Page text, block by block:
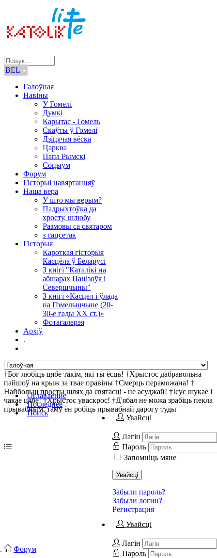
BEL
Галоўная
Навіны
У Гомелі
Думкі
Карытас - Гомель
Скаўты ў Гомелі
Дзіцячая вёска
Царква
Папа Рымскі
Соцыум
Форум
Гісторыі навяртанняў
Наша вера
У што мы верым?
Падрыхтоўка да
хросту, шлюбу
Размовы са святаром
з сацсетак
Гісторыя
Кароткая гісторыя
Касцёла ў Беларусі
З кнігі "Каталікі на
абшарах Панізоўя і
Севершчыны"
З кнігі «Касцел і ўлада
на Гомельшчыне (20-
30-е гады ХХ ст.)»
Фотагалерэя
Архіў
.
†Бог любіць цябе такім, які ты ёсць! †Хрыстос дабравольна
пайшоў на крыж за твае правіны †Смерць пераможана! †
Найбольш просты шлях да святасці - не асуджай! †Ісус шукае і
чакае цябе! †Хрыстос уваскрос! †Д'ябал не можа зрабіць пекла
прывабным, таму ён робіць прывабнай дарогу туды
Оглавление
Последнее
Поиск
Увайсці
Лагін
Пароль
Запомніць мяне
Увайсці
Забыли пароль?
Забыли логин?
Регистрация
Увайсці
Лагін
Пароль
Форум